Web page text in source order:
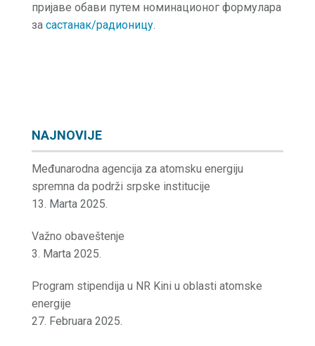
пријаве обави путем номинационог формулара
за састанак/радионицу.
NAJNOVIJE
Međunarodna agencija za atomsku energiju
spremna da podrži srpske institucije
13. Marta 2025.
Važno obaveštenje
3. Marta 2025.
Program stipendija u NR Kini u oblasti atomske
energije
27. Februara 2025.